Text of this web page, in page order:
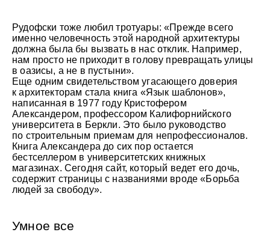
Рудофски тоже любил тротуары: «Прежде всего
именно человечность этой народной архитектуры
должна была бы вызвать в нас отклик. Например,
нам просто не приходит в голову превращать улицы
в оазисы, а не в пустыни».
Еще одним свидетельством угасающего доверия
к архитекторам стала книга «Язык шаблонов»,
написанная в 1977 году Кристофером
Александером, профессором Калифорнийского
университета в Беркли. Это было руководство
по строительным приемам для непрофессионалов.
Книга Александера до сих пор остается
бестселлером в университетских книжных
магазинах. Сегодня сайт, который ведет его дочь,
содержит страницы с названиями вроде «Борьба
людей за свободу».
Умное все